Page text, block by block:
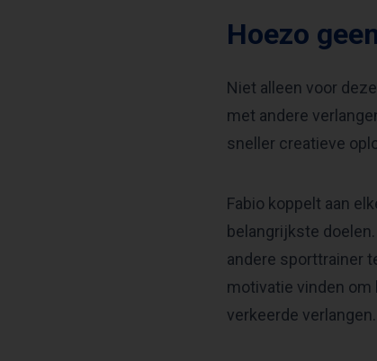
Hoezo
Niet alleen voor
met andere
sneller creatieve
Fabio koppelt aan
belangrijkste
andere sporttrainer
motivatie vinden
verkeerde verlangen.